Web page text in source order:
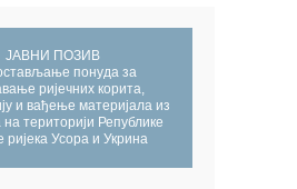
ЈАВНИ ПОЗИВ
понуда за
ријечних корита,
и вађење материјала из
на територији Републике
ријека Усора и Укрина